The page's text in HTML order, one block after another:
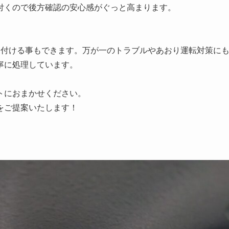
ので後方確認の安心感がぐっと高まります。
ける事もできます。万が一のトラブルやあおり運転対策にも
処理しています。
おまかせください。
提案いたします！